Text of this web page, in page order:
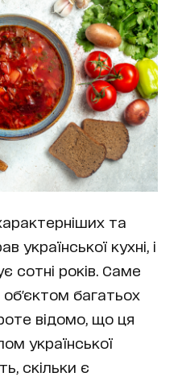
та
української кухні, і
сотні років. Саме
багатьох
відомо, що ця
української
скільки є